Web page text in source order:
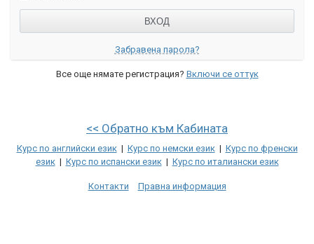
Забравена парола?
Все още нямате регистрация? Включи се оттук
<< Обратно към Кабината
Курс по английски език| Курс по немски език| Курс по френски
език| Курс по испански език| Курс по италиански език
Контакти Правна информация